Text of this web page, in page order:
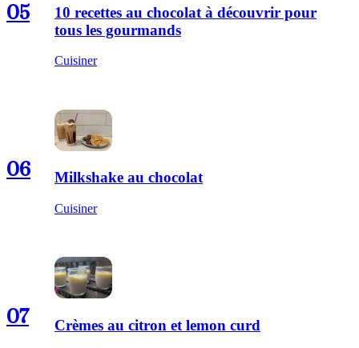
05
10 recettes au chocolat à découvrir pour
tous les gourmands
Cuisiner
06 Milkshake au chocolat
Cuisiner
07 Crèmes au citron et lemon curd